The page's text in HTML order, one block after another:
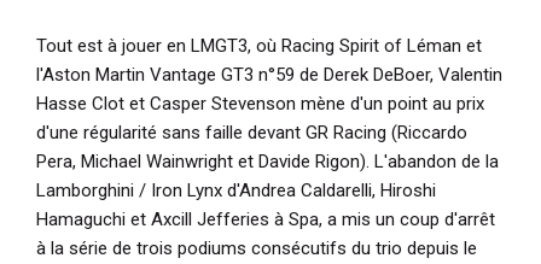
Tout est à jouer en LMGT3, où Racing Spirit of Léman et
l'Aston Martin Vantage GT3 n°59 de Derek DeBoer, Valentin
Hasse Clot et Casper Stevenson mène d'un point au prix
d'une régularité sans faille devant GR Racing (Riccardo
Pera, Michael Wainwright et Davide Rigon). L'abandon de la
Lamborghini / Iron Lynx d'Andrea Caldarelli, Hiroshi
Hamaguchi et Axcill Jefferies à Spa, a mis un coup d'arrêt
à la série de trois podiums consécutifs du trio depuis le